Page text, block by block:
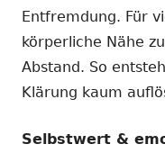
Entfremdung. Für
körperliche Nähe
Abstand. So
Klärung kaum
Selbstwert &